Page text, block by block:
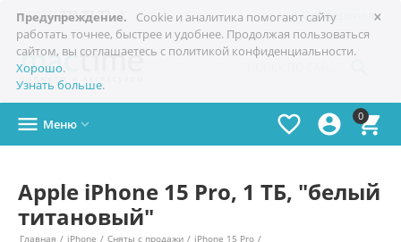
×
Предупреждение.
Cookie и аналитика помогают сайту
работать точнее, быстрее и удобнее. Продолжая пользоваться
сайтом, вы соглашаетесь с политикой конфиденциальности.
Хорошо.
Узнать больше.
Симферополь
+7(978)773-77-77 
0



 Меню 
Apple iPhone 15 Pro, 1 ТБ, "белый
титановый"
Главная / iPhone / Сняты с продажи / iPhone 15 Pro /